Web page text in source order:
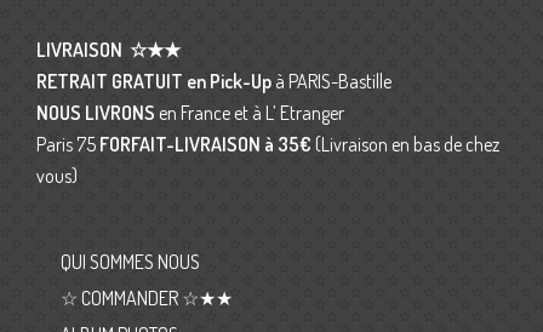
LIVRAISON ☆★★
RETRAIT GRATUIT en Pick-Up à PARIS-Bastille
NOUS LIVRONS en France et à L’ Etranger
Paris 75 FORFAIT-LIVRAISON à 35€ (Livraison en bas de chez
vous)
QUI SOMMES NOUS
☆ COMMANDER ☆★★